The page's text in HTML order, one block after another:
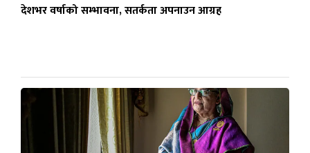
देशभर वर्षाको सम्भावना, सतर्कता अपनाउन आग्रह